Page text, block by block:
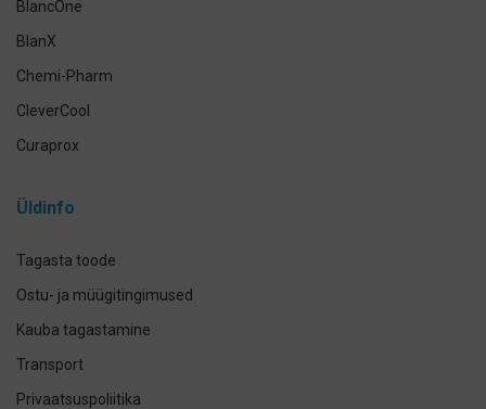
BlancOne
BlanX
Chemi-Pharm
CleverCool
Curaprox
Elmex
Üldinfo
Tagasta toode
Ostu- ja müügitingimused
Kauba tagastamine
Transport
Privaatsuspoliitika